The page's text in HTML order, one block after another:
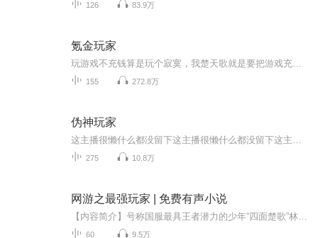
126 83.9万
氪金玩家
155 272.8万
伪神玩家
275 10.8万
网游之最强玩家 | 免费有声小说
60 9.5万